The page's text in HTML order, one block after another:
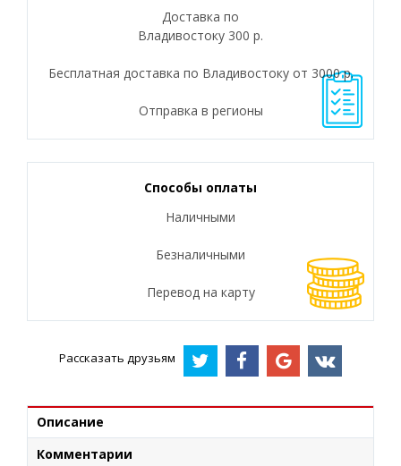
Доставка по
Владивостоку 300 р.
Бесплатная доставка по Владивостоку от 3000 р.
Отправка в регионы
Способы оплаты
Наличными
Безналичными
Перевод на карту
Рассказать друзьям
Описание
Комментарии